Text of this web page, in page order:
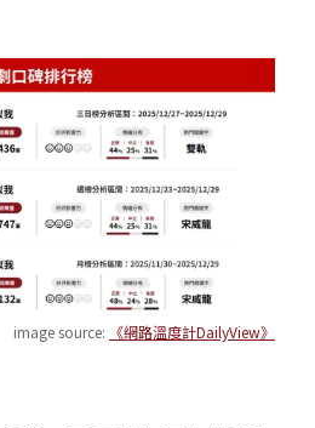
image source: 《網路溫度計DailyView》